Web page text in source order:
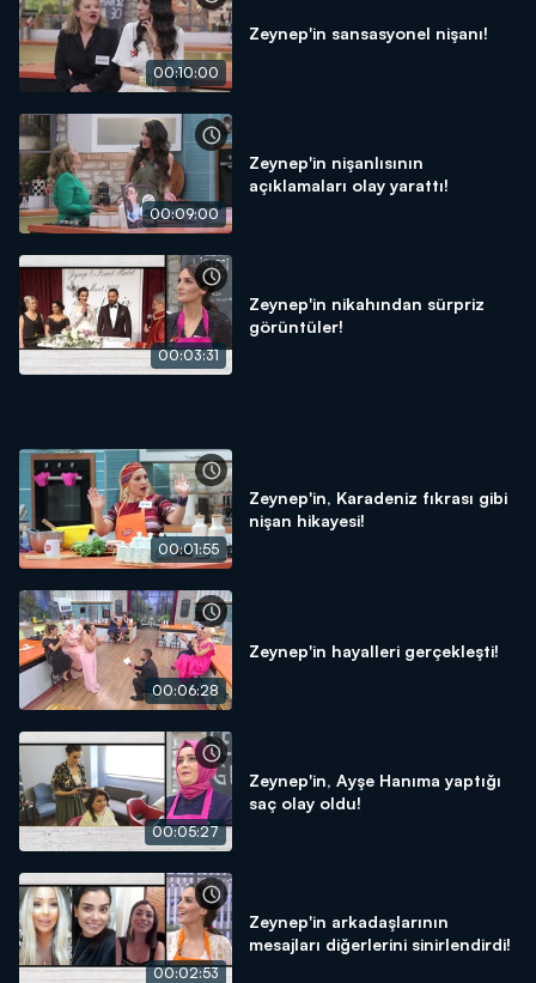
00:10:00
Zeynep'in sansasyonel nişanı!
00:09:00
Zeynep'in nişanlısının
açıklamaları olay yarattı!
00:03:31
Zeynep'in nikahından sürpriz
görüntüler!
00:01:55
Zeynep'in, Karadeniz fıkrası gibi
nişan hikayesi!
00:06:28
Zeynep'in hayalleri gerçekleşti!
00:05:27
Zeynep'in, Ayşe Hanıma yaptığı
saç olay oldu!
00:02:53
Zeynep'in arkadaşlarının
mesajları diğerlerini sinirlendirdi!